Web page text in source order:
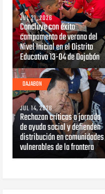
JUL 21, 2026
Concluye con éxito
campamento de verano del
Nivel Inicial en el Distrito
Educativo 13-04 de Dajabón
DAJABON
JUL 14, 2026
Rechazan críticas a jornada
de ayuda social y defienden
distribución en comunidades
vulnerables de la frontera